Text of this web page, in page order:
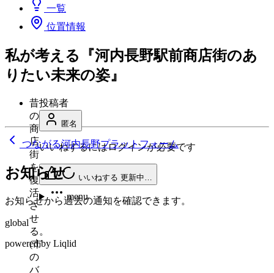
一覧
位置情報
私が考える『河内長野駅前商店街のあ
りたい未来の姿』
昔
の
商
店
街
を
復
活
さ
せ
る。
(市
の
バ
投稿者
匿名
いいねするにはログインが必要です
いいねする 更新中…
menu
つながる河内長野プラットフォーム
お知らせ
お知らせから過去の通知を確認できます。
global
powered by Liqlid